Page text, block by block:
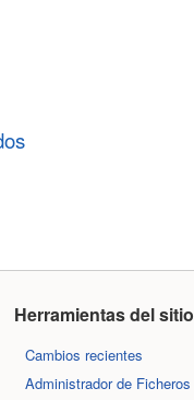
Herramientas del sitio
Cambios recientes
Administrador de Ficheros